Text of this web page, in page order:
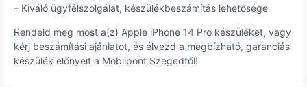
– Kiváló ügyfélszolgálat, készülékbeszámítás lehetősége
Rendeld meg most a(z) Apple iPhone 14 Pro készüléket, vagy
kérj beszámítási ajánlatot, és élvezd a megbízható, garanciás
készülék előnyeit a Mobilpont Szegedtől!